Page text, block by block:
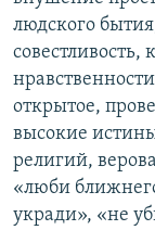
людского
открытое,
высокие
религий,
«люби
укради», «не